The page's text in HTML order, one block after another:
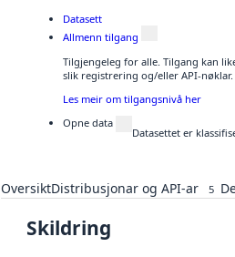
Datasett
Allmenn tilgang
Tilgjengeleg for alle. Tilgang kan
slik registrering og/eller API-nøklar.
Les meir om tilgangsnivå her
Opne data
Datasettet er
OversiktDistribusjonar og API-ar 5
Skildring